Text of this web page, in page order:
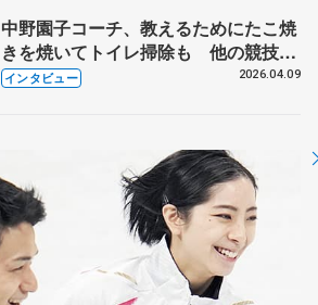
中野園子コーチ、教えるためにたこ焼
きを焼いてトイレ掃除も 他の競技に
も通用するという坂本花織の筋肉
インタビュー 2026.04.09